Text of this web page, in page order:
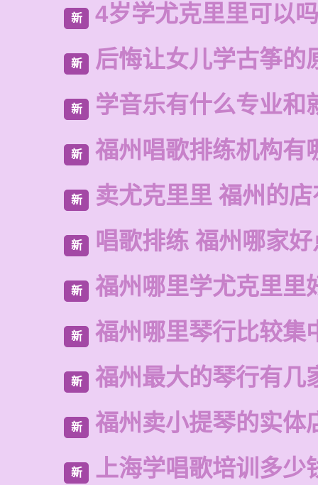
新 4岁学尤克里里可以吗
新 后悔让女儿学古筝的
新 学音乐有什么专业和
新 福州唱歌排练机构有
新 卖尤克里里 福州的
新 唱歌排练 福州哪家好
新 福州哪里学尤克里里
新 福州哪里琴行比较集
新 福州最大的琴行有几
新 福州卖小提琴的实体
新 上海学唱歌培训多少